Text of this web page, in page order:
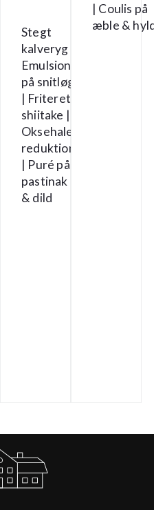
Stegt
kalveryg |
Emulsion
på snitløg
| Friteret
shiitake |
Oksehale-
reduktion
| Puré på
pastinak
& dild
| Coulis på
æble &